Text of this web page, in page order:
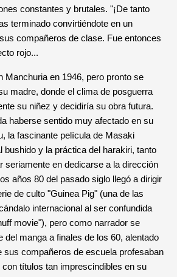
constantes y brutales. "¡De tanto
terminado convirtiéndote en un
compañeros de clase. Fue entonces
rojo...
Manchuria en 1946, pero pronto se
madre, donde el clima de posguerra
su niñez y decidiría su obra futura.
haberse sentido muy afectado en su
la fascinante película de Masaki
bushido y la práctica del harakiri, tanto
seriamente en dedicarse a la dirección
años 80 del pasado siglo llegó a dirigir
de culto "Guinea Pig" (una de las
internacional al ser confundida
movie"), pero como narrador se
del manga a finales de los 60, alentado
sus compañeros de escuela profesaban
títulos tan imprescindibles en su